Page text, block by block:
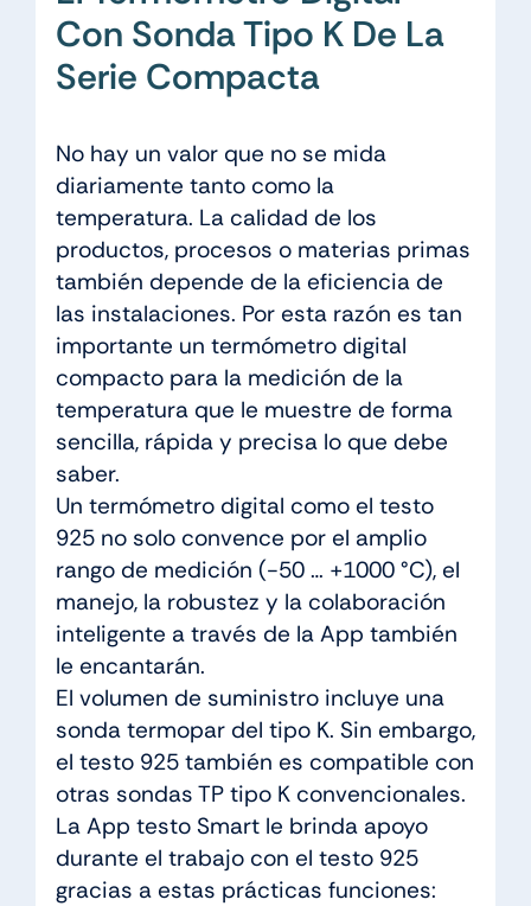
Con Sonda Tipo K De La
Serie Compacta
No hay un valor que no se mida
diariamente tanto como la
temperatura. La calidad de los
productos, procesos o materias primas
también depende de la eficiencia de
las instalaciones. Por esta razón es tan
importante un termómetro digital
compacto para la medición de la
temperatura que le muestre de forma
sencilla, rápida y precisa lo que debe
saber.
Un termómetro digital como el testo
925 no solo convence por el amplio
rango de medición (-50 … +1000 °C), el
manejo, la robustez y la colaboración
inteligente a través de la App también
le encantarán.
El volumen de suministro incluye una
sonda termopar del tipo K. Sin embargo,
el testo 925 también es compatible con
otras sondas TP tipo K convencionales.
La App testo Smart le brinda apoyo
durante el trabajo con el testo 925
gracias a estas prácticas funciones: